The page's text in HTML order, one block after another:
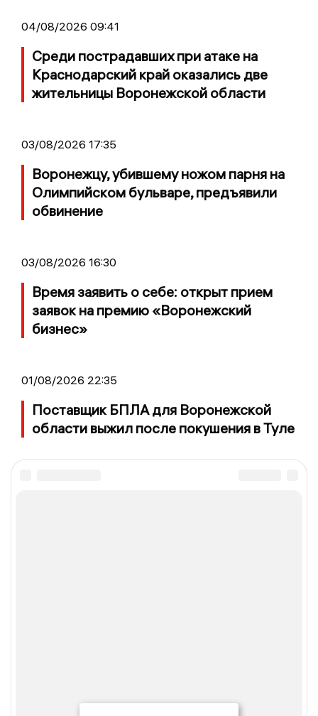
04/08/2026 09:41
Среди пострадавших при атаке на
Краснодарский край оказались две
жительницы Воронежской области
03/08/2026 17:35
Воронежцу, убившему ножом парня на
Олимпийском бульваре, предъявили
обвинение
03/08/2026 16:30
Время заявить о себе: открыт прием
заявок на премию «Воронежский
бизнес»
01/08/2026 22:35
Поставщик БПЛА для Воронежской
области выжил после покушения в Туле